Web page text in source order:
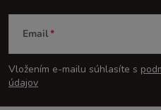
Z
á
p
Email
Vložením e-mailu súhlasíte s
údajov